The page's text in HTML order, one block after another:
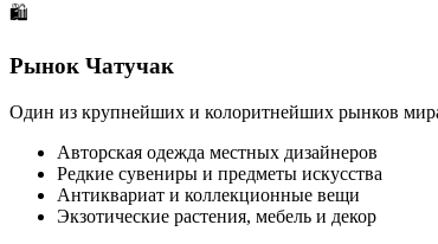
🛍️
Рынок Чатучак
Один из крупнейших и колоритнейших рынков
Авторская одежда местных дизайнеров
Редкие сувениры и предметы искусства
Антиквариат и коллекционные вещи
Экзотические растения, мебель и декор